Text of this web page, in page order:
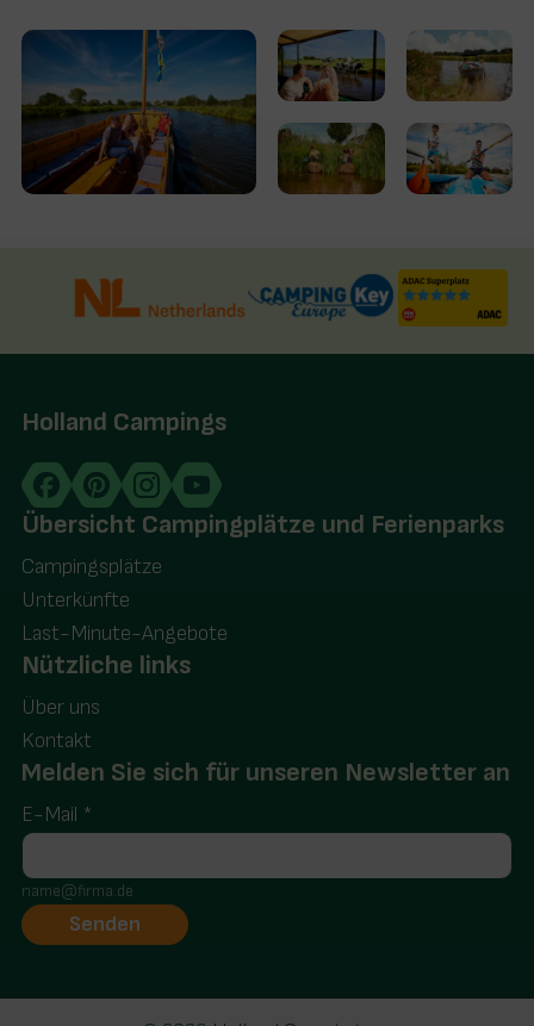
Holland Campings
Übersicht Campingplätze und Ferienparks
Campingsplätze
Unterkünfte
Last-Minute-Angebote
Nützliche links
Über uns
Kontakt
Melden Sie sich für unseren Newsletter an
E-Mail *
name@firma.de